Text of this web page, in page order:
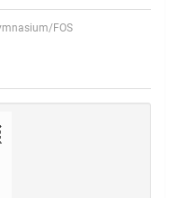
FOS